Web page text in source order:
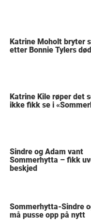
Katrine Moholt bryter
etter Bonnie Tylers død
Katrine Kile røper det
ikke fikk se i
Sindre og Adam vant
Sommerhytta – fikk
beskjed
Sommerhytta-Sindre
må pusse opp på nytt